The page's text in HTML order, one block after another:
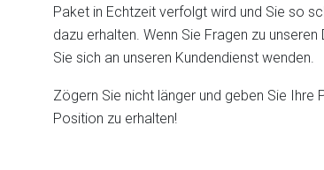
Paket in Echtzeit verfolgt wird und Sie so
dazu erhalten. Wenn Sie Fragen zu
Sie sich an unseren Kundendienst wenden.
Zögern Sie nicht länger und geben Sie Ihre
Position zu erhalten!